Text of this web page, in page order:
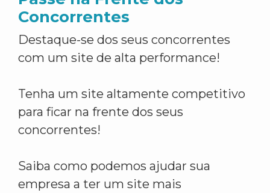
Concorrentes
Destaque-se dos seus concorrentes
com um site de alta performance!
Tenha um site altamente competitivo
para ficar na frente dos seus
concorrentes!
Saiba como podemos ajudar sua
empresa a ter um site mais